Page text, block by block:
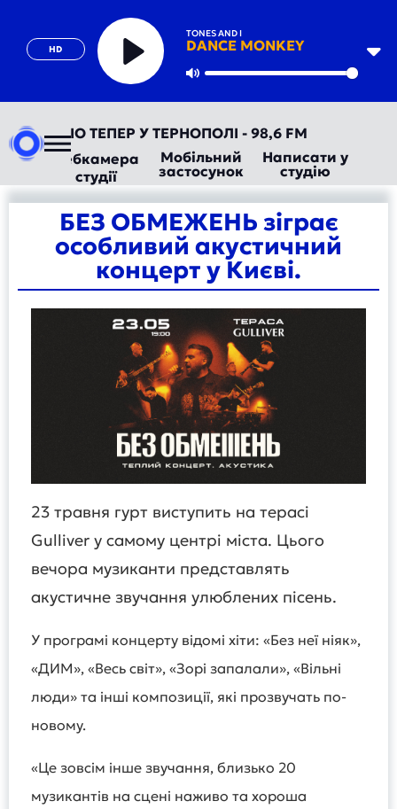
HD
TONES AND I
DANCE MONKEY
Play
ТЕПЕР У ТЕРНОПОЛІ - 98,6 FM
Вебкамера
студії
Мобільний
застосунок
Написати у
студію
БЕЗ ОБМЕЖЕНЬ зіграє
особливий акустичний
концерт у Києві.
23 травня гурт виступить на терасі
Gulliver у самому центрі міста. Цього
вечора музиканти представлять
акустичне звучання улюблених пісень.
У програмі концерту відомі хіти: «Без неї ніяк»,
«ДИМ», «Весь світ», «Зорі запалали», «Вільні
люди» та інші композиції, які прозвучать по-
новому.
«Це зовсім інше звучання, близько 20
музикантів на сцені наживо та хороша